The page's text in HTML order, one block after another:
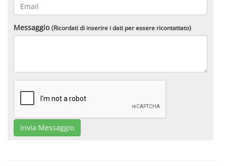
Messaggio(Ricordati di inserire i dati per essere ricontattato)
Invia Messaggio